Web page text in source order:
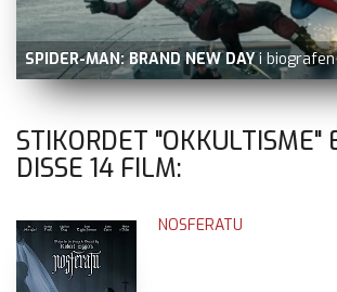
MIRAKLET PÅ
Video, Viaplay, dvd
STIKORDET "OKKULTISME"
DISSE 14 FILM:
NOSFERATU